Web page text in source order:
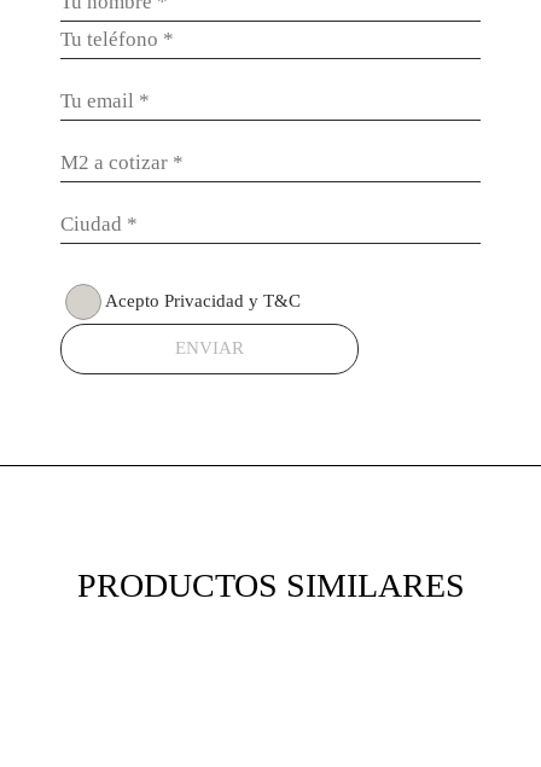
Acepto Privacidad y T&C
ENVIAR
PRODUCTOS SIMILARES